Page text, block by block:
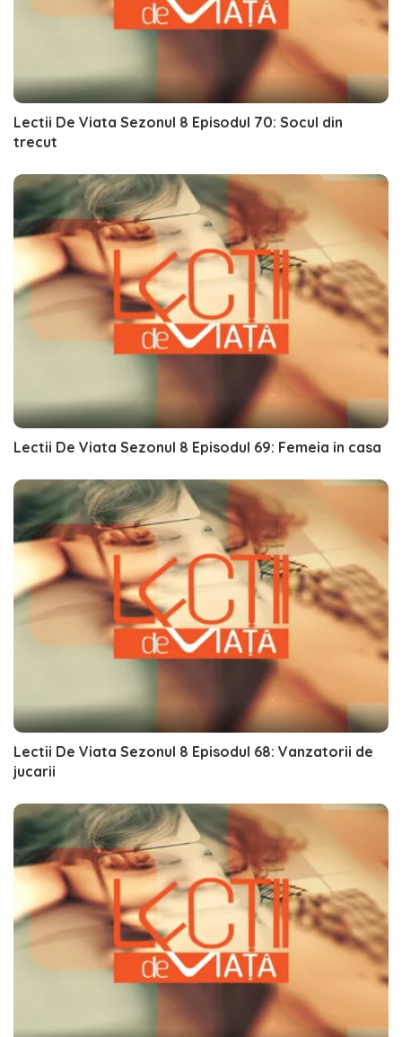
Lectii De Viata Sezonul 8 Episodul 70: Socul din
trecut
Lectii De Viata Sezonul 8 Episodul 69: Femeia in casa
Lectii De Viata Sezonul 8 Episodul 68: Vanzatorii de
jucarii